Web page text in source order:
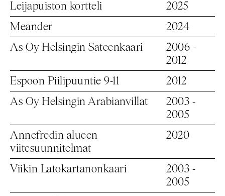
Leijapuiston kortteli
2025
Meander
2024
As Oy Helsingin Sateenkaari
2006 -
2012
Espoon Piilipuuntie 9-11
2012
As Oy Helsingin Arabianvillat
2003 -
2005
Annefredin alueen
viitesuunnitelmat
2020
Viikin Latokartanonkaari
2003 -
2005